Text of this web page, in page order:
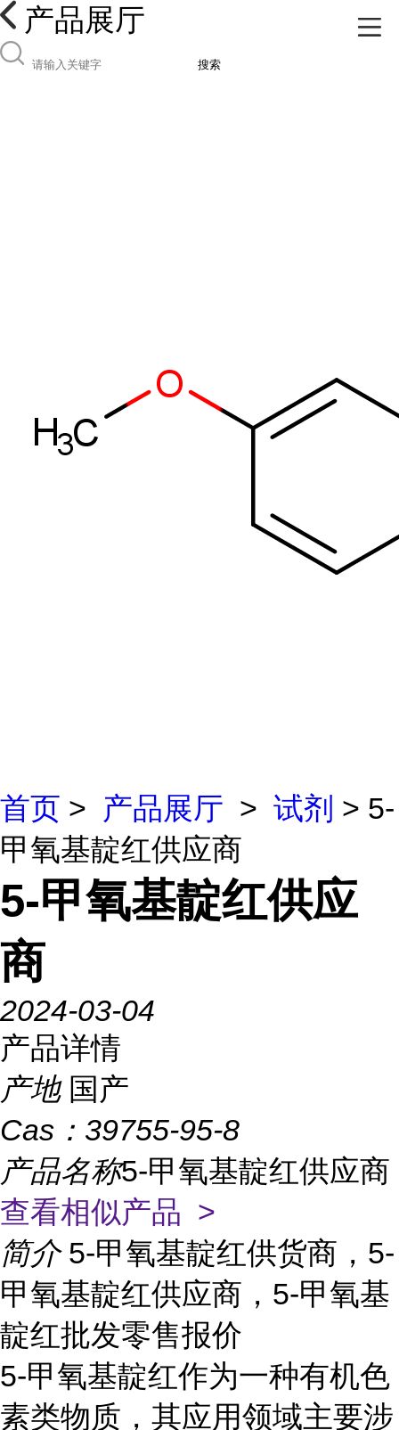
产品展厅
搜索
首页 > 产品展厅 > 试剂 > 5-
甲氧基靛红供应商
5-甲氧基靛红供应
商
2024-03-04
产品详情
产地 国产
Cas： 39755-95-8
产品名称5-甲氧基靛红供应商
查看相似产品 >
简介 5-甲氧基靛红供货商，5-
甲氧基靛红供应商，5-甲氧基
靛红批发零售报价
5-甲氧基靛红作为一种有机色
素类物质，其应用领域主要涉